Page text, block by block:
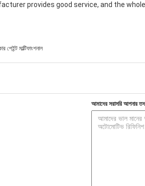
provides good service, and the
পেইন্ট মাল্টিফাংশনাল
আমাদের সরাসরি আপনার